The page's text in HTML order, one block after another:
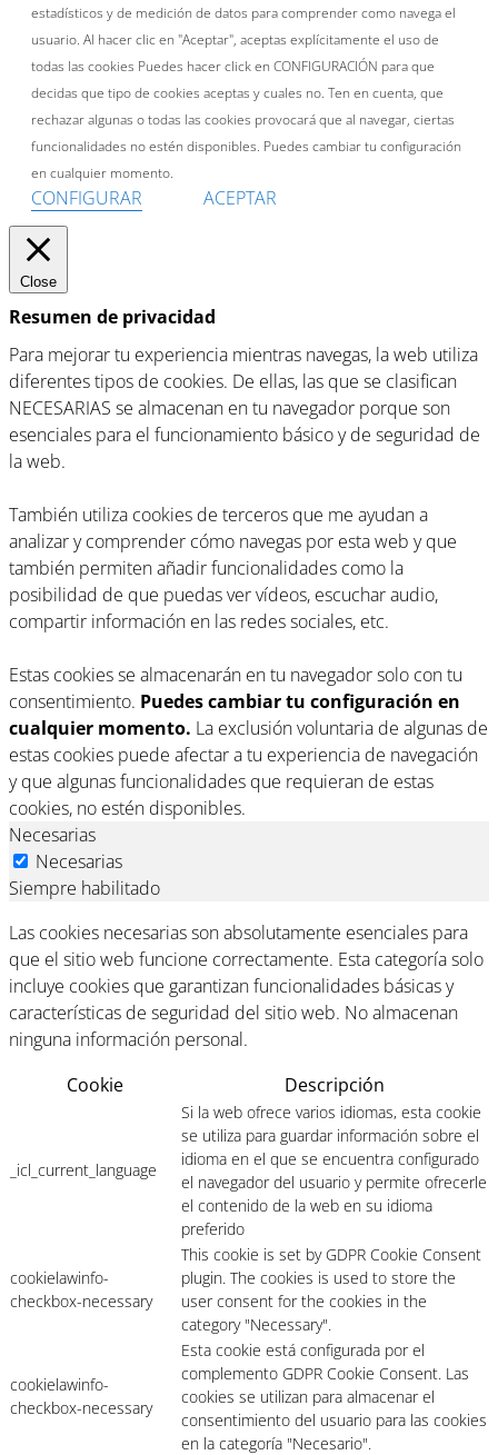
estadísticos y de medición de datos para comprender como navega el
usuario. Al hacer clic en "Aceptar", aceptas explícitamente el uso de
todas las cookies Puedes hacer click en CONFIGURACIÓN para que
decidas que tipo de cookies aceptas y cuales no. Ten en cuenta, que
rechazar algunas o todas las cookies provocará que al navegar, ciertas
funcionalidades no estén disponibles. Puedes cambiar tu configuración
en cualquier momento.
CONFIGURAR ACEPTAR
Close
Resumen de privacidad
Para mejorar tu experiencia mientras navegas, la web utiliza
diferentes tipos de cookies. De ellas, las que se clasifican
NECESARIAS se almacenan en tu navegador porque son
esenciales para el funcionamiento básico y de seguridad de
la web.
También utiliza cookies de terceros que me ayudan a
analizar y comprender cómo navegas por esta web y que
también permiten añadir funcionalidades como la
posibilidad de que puedas ver vídeos, escuchar audio,
compartir información en las redes sociales, etc.
Estas cookies se almacenarán en tu navegador solo con tu
consentimiento. Puedes cambiar tu configuración en
cualquier momento. La exclusión voluntaria de algunas de
estas cookies puede afectar a tu experiencia de navegación
y que algunas funcionalidades que requieran de estas
cookies, no estén disponibles.
Necesarias
Necesarias
Siempre habilitado
Las cookies necesarias son absolutamente esenciales para
que el sitio web funcione correctamente. Esta categoría solo
incluye cookies que garantizan funcionalidades básicas y
características de seguridad del sitio web. No almacenan
ninguna información personal.
Cookie
Descripción
_icl_current_language
Si la web ofrece varios idiomas, esta cookie
se utiliza para guardar información sobre el
idioma en el que se encuentra configurado
el navegador del usuario y permite ofrecerle
el contenido de la web en su idioma
preferido
cookielawinfo-
checkbox-necessary
This cookie is set by GDPR Cookie Consent
plugin. The cookies is used to store the
user consent for the cookies in the
category "Necessary".
cookielawinfo-
checkbox-necessary
Esta cookie está configurada por el
complemento GDPR Cookie Consent. Las
cookies se utilizan para almacenar el
consentimiento del usuario para las cookies
en la categoría "Necesario".